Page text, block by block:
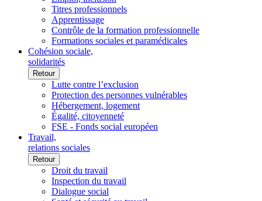
Titres professionnels
Apprentissage
Contrôle de la formation professionnelle
Formations sociales et paramédicales
Cohésion sociale,
solidarités
Retour
Lutte contre l’exclusion
Protection des personnes vulnérables
Hébergement, logement
Égalité, citoyenneté
FSE - Fonds social européen
Travail,
relations sociales
Retour
Droit du travail
Inspection du travail
Dialogue social